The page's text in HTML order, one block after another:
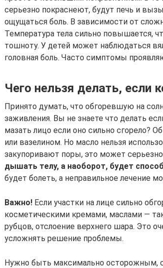
серьезно покраснеют, будут печь и
ощущаться боль. В зависимости от
Температура тела сильно повышается,
тошноту. У детей может наблюдаться
головная боль. Часто симптомы
Чего нельзя делать, если
Принято думать, что обгоревшую на
заживления. Вы не знаете что делать
мазать лицо если оно сильно сгорело?
или вазелином. Но масло нельзя
закупоривают поры, это может
дышать телу, а наоборот, будет
будет болеть, а неправильное лечение
Важно! Если участки на лице сильно
косметическими кремами, маслами —
рубцов, отслоение верхнего шара. Это
усложнять решение проблемы.
Нужно быть максимально осторожным,